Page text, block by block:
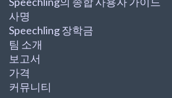
사명
Speechling 장학금
팀 소개
보고서
가격
커뮤니티